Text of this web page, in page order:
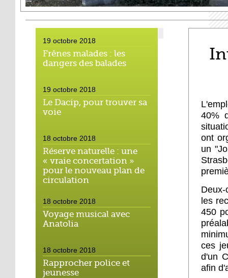
19 octobre 2018
Frênes malades : les
dangers des balades
19 octobre 2018
Le Dacip, pour trouver sa
voie
18 octobre 2018
Réserve naturelle : une
« vraie concertation »
pour le nouveau plan de
circulation
18 octobre 2018
Voyage musical avec
Anatolia
18 octobre 2018
Rapprocher police et
jeunesse
40%
ont
un
les
450
ces
d'un
afin